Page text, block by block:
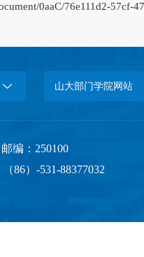
0aaC/76e111d2-57cf-
山大部门学院网站
编：250100
86）-531-88377032